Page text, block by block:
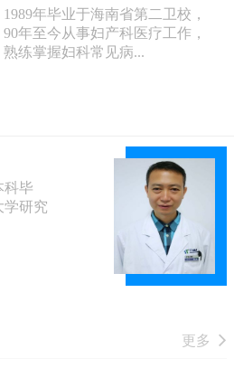
1989年毕业于海南省第二卫校，
90年至今从事妇产科医疗工作，
熟练掌握妇科常见病...
科毕
学研究
更多